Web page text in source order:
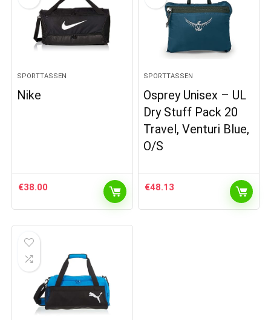
SPORTTASSEN
Nike
€38.00
SPORTTASSEN
Osprey Unisex – UL
Dry Stuff Pack 20
Travel, Venturi Blue,
O/S
€48.13